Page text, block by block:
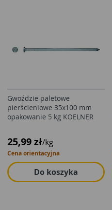
Gwoździe paletowe
pierścieniowe 35x100 mm
opakowanie 5 kg KOELNER
25,99 zł/kg
Cena orientacyjna
Do koszyka